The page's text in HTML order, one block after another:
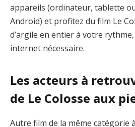
appareils (ordinateur, tablette
Android) et profitez du film Le
d’argile en entier à votre
internet nécessaire.
Les acteurs à
de Le Colosse aux
Autre film de la même catégorie